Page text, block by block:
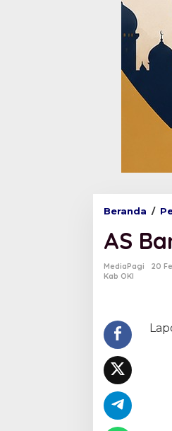
Beranda /
AS
MediaPagi
20
Kab OKI